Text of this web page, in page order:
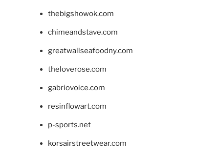
thebigshowok.com
chimeandstave.com
greatwallseafoodny.com
theloverose.com
gabriovoice.com
resinflowart.com
p-sports.net
korsairstreetwear.com